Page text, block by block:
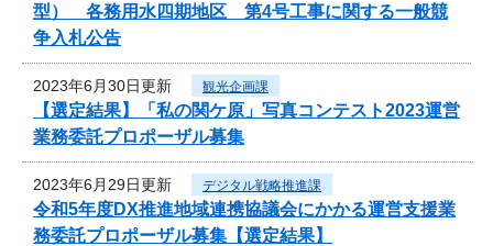
型） 各務用水四期地区 第4号工事に関する一般競
争入札公告
2023年6月30日更新 観光企画課
【選定結果】「私の関ケ原」写真コンテスト2023運営
業務委託プロポーザル募集
2023年6月29日更新 デジタル戦略推進課
令和5年度DX推進地域連携協議会にかかる運営支援業
務委託プロポーザル募集【選定結果】